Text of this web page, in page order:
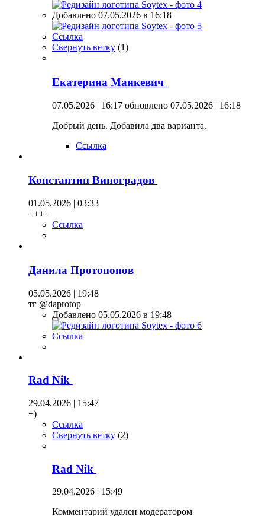
Добавлено 07.05.2026 в 16:18
Ссылка
Свернуть ветку (1)
Екатерина Манкевич
07.05.2026 | 16:17 обновлено 07.05.2026 | 16:18
Добрый день. Добавила два варианта.
Ссылка
Константин Виноградов
01.05.2026 | 03:33
++++
Ссылка
Данила Протопопов
05.05.2026 | 19:48
тг @daprotop
Добавлено 05.05.2026 в 19:48
Ссылка
Rad Nik
29.04.2026 | 15:47
+)
Ссылка
Свернуть ветку (2)
Rad Nik
29.04.2026 | 15:49
Комментарий удален модератором